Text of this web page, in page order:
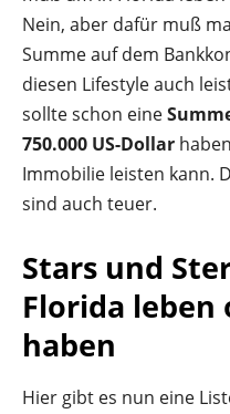
Nein, aber dafür muß
Summe auf dem
diesen Lifestyle auch
sollte schon eine
750.000 US-Dollar
Immobilie leisten kann.
sind auch teuer.
Stars und
Florida leben
haben
Hier gibt es nun eine